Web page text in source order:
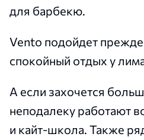
для барбекю.
Vento подойдет
спокойный отдых у
А если захочется
неподалеку работают
и кайт-школа. Также